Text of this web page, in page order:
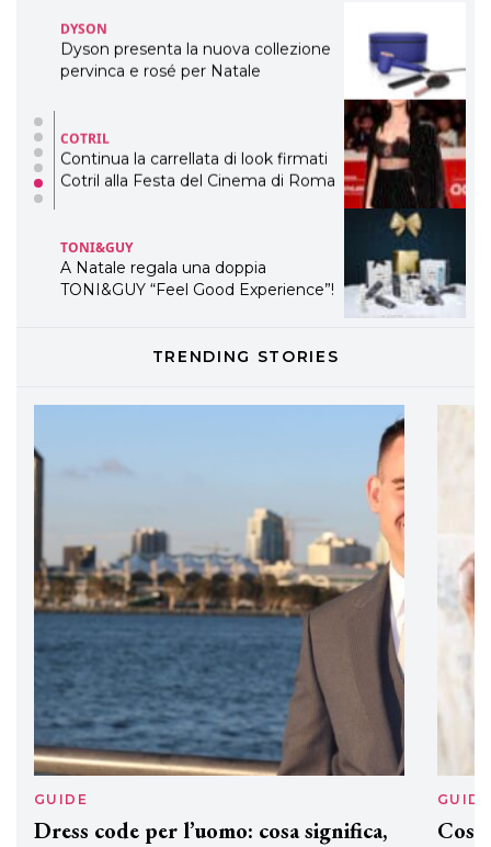
COTRIL
Continua la carrellata di look firmati
TONI&GUY
A Natale regala una doppia
TONI&GUY
LABEL.M lancia la sua innovativa ed
eco-sostenibile linea di prodotti
preziosi per un regalo adatto ad
TRENDING STORIES
GUIDE
Dress code per l’uomo: cosa significa,
GUIDE